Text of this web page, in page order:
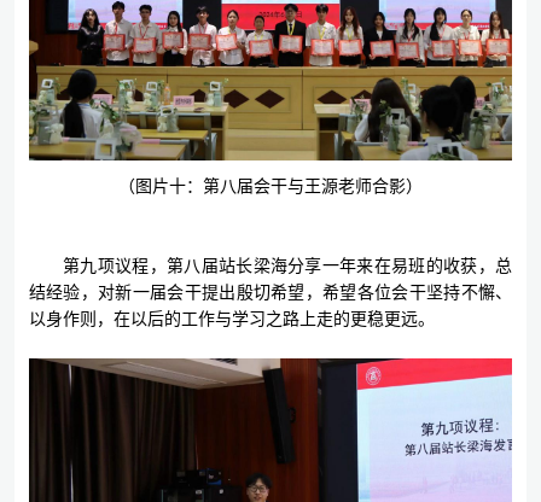
（图片十：第八届会干与王源老师合影）
第九项议程，第八届站长梁海分享一年来在易班的收获，总
结经验，对新一届会干提出殷切希望，希望各位会干坚持不懈、
以身作则，在以后的工作与学习之路上走的更稳更远。